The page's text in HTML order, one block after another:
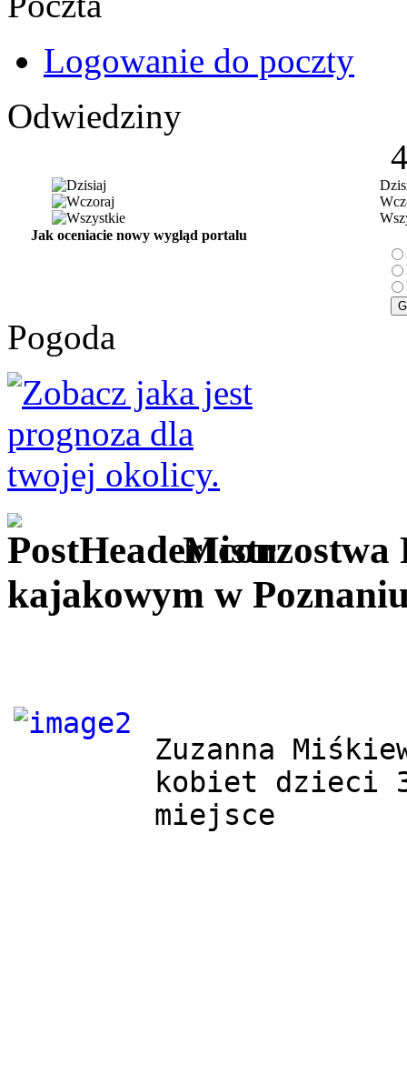
Logowanie do poczty
Odwiedziny
Jak oceniacie nowy wygląd portalu
Pogoda
Mistrzostwa
kajakowym w
Zuzanna
kobiet dzieci